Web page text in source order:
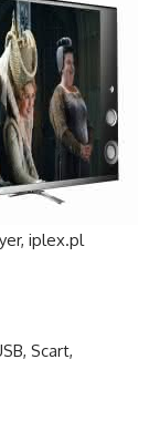
iplex.pl
Scart,